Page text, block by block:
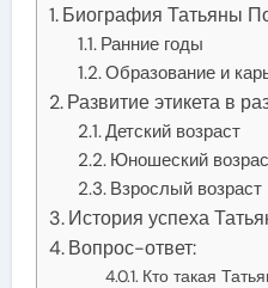
Биография Татьяны
Ранние годы
Образование и
Развитие этикета в
Детский возраст
Юношеский
Взрослый возраст
История успеха
Вопрос-ответ:
Кто такая